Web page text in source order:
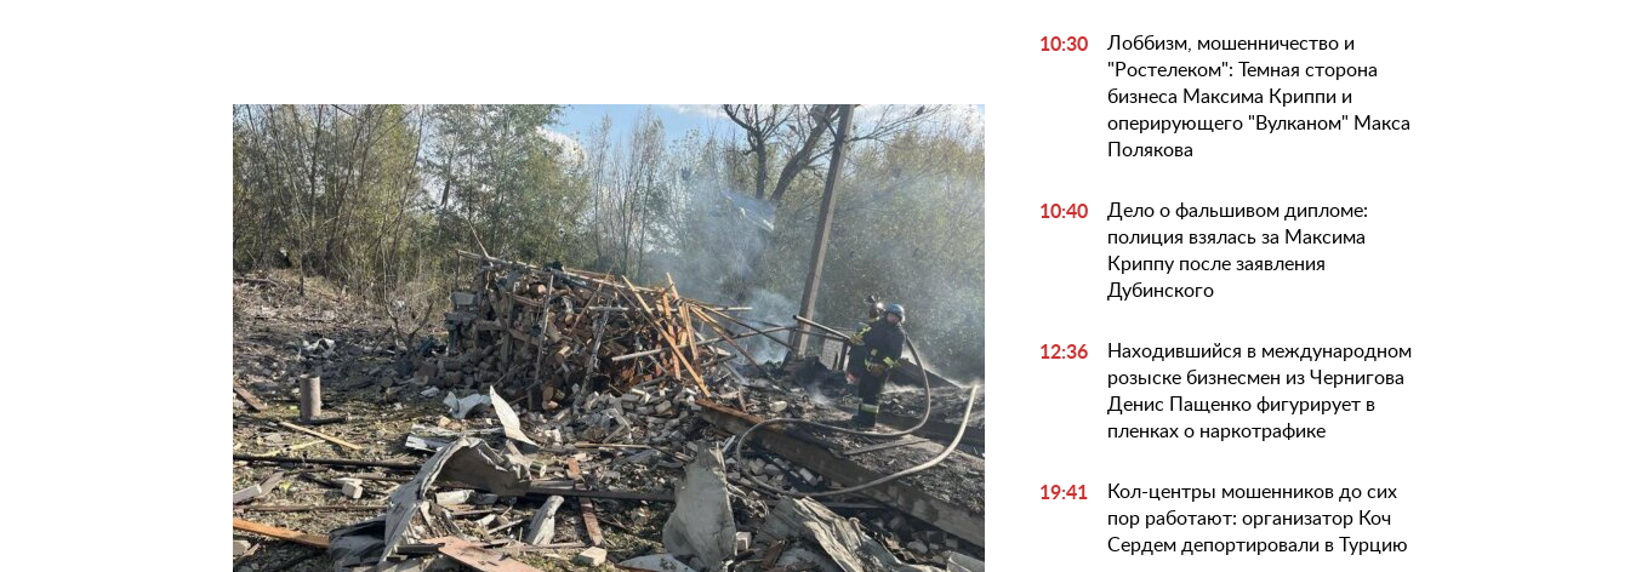
10:30
Лоббизм, мошенничество и
"Ростелеком": Темная сторона
бизнеса Максима Криппи и
оперирующего "Вулканом" Макса
Полякова
10:40
Дело о фальшивом дипломе:
полиция взялась за Максима
Криппу после заявления
Дубинского
12:36
Находившийся в международном
розыске бизнесмен из Чернигова
Денис Пащенко фигурирует в
пленках о наркотрафике
19:41
Кол-центры мошенников до сих
пор работают: организатор Коч
Сердем депортировали в Турцию